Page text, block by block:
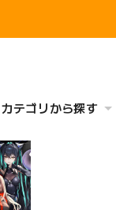
カテゴリから探す